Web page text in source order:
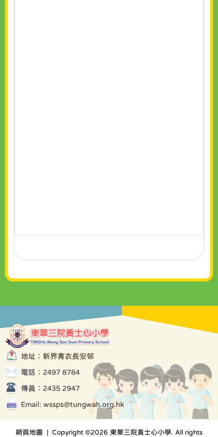
地址：新界青衣長安邨
電話：2497 8784
傳真：2435 2947
Email:wssps@tungwah.org.hk
網頁地圖 | Copyright ©2026 東華三院黃士心小學. All rights